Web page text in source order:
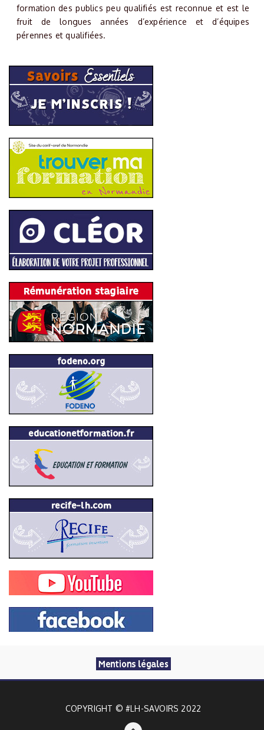
formation des publics peu qualifiés est reconnue et est le
fruit de longues années d’expérience et d’équipes
pérennes et qualifiées.
COPYRIGHT © #LH-SAVOIRS 2022